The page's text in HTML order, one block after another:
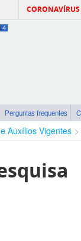
4
Perguntas frequentes
Auxílios Vigentes